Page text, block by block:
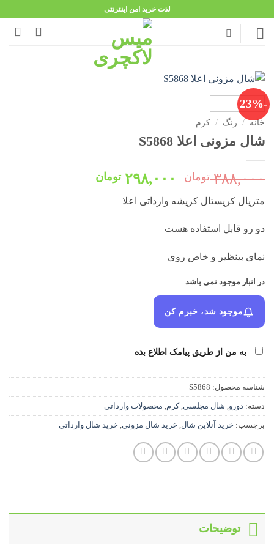
content
لذت خرید امن اینترنتی
-23%
خانه / رنگ / کرم
شال مزونی اعلا S5868
۳۸۸,۰۰۰ تومان
قیمت
اصلی:
۳۸۸,۰۰۰ تومان
۲۹۸,۰۰۰ تومان
متریال کریستال کریشه وارداتی اعلا
دو رو قابل استفاده هست
نمای بینظیر و خاص روی
در انبار موجود نمی باشد
موجود شد، خبرم کن
به من از طریق پیامک اطلاع بده
شناسه محصول: S5868
دسته: دورو, شال مجلسی,کرم, محصولات وارداتی
برچسب: خرید آنلاین شال, خرید شال مزونی, خرید شال وارداتی
توضیحات